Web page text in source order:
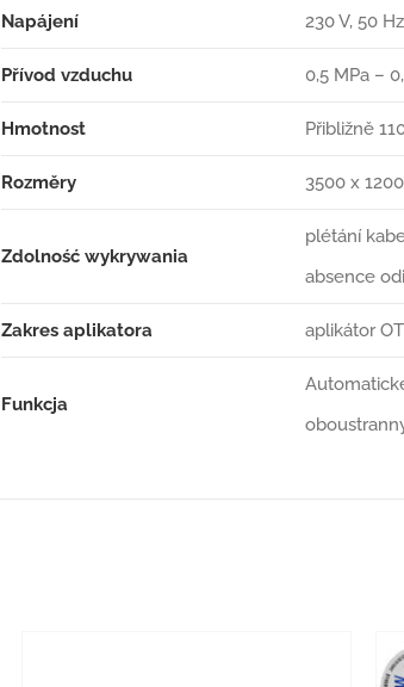
Napájení 230 V, 50 Hz
Přívod vzduchu 0,5 MPa –
Hmotnost Přibližně
Rozměry 3500 x
Zdolność wykrywania
plétání
absence
Zakres aplikatora aplikátor
Funkcja